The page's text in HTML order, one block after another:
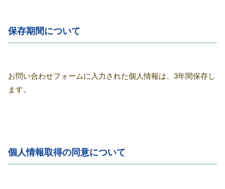
保存期間について
お問い合わせフォームに入力された個人情報は、3年間保存し
ます。
個人情報取得の同意について